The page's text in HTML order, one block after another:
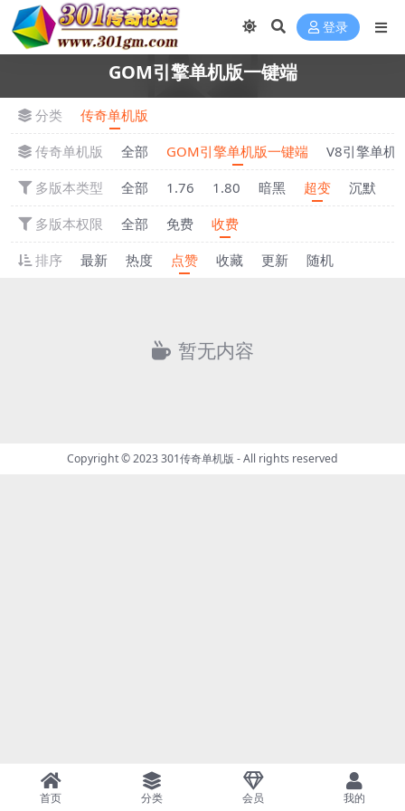
登录
GOM引擎单机版一键端
分类
传奇单机版
传奇单机版
全部 GOM引擎单机版一键端
V8引擎单机
多版本类型
全部 1.76 1.80 暗黑 超变 沉默
多版本权限
全部 免费
收费
排序
最新 热度 点赞 收藏 更新 随机
暂无内容
Copyright © 2023301传奇单机版 - All rights reserved
首页 分类 会员 我的